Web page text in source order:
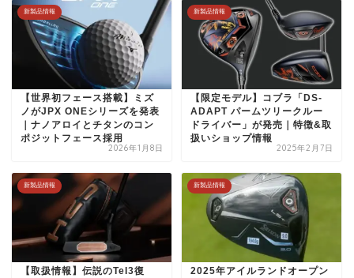
新製品情報
【世界初フェース搭載】ミズ
ノがJPX ONEシリーズを発表
｜ナノアロイとチタンのコン
ポジットフェース採用
2026年1月8日
新製品情報
【限定モデル】コブラ「DS-
ADAPT パームツリークルー
ドライバー」が発売｜特徴&取
扱いショップ情報
2025年2月7日
新製品情報
【取扱情報】伝説のTeI3復
新製品情報
2025年アイルランドオープン